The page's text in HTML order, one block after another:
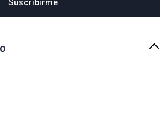
Suscribirme